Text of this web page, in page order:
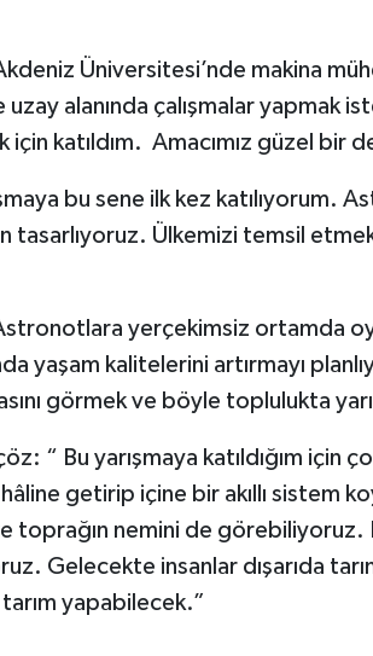
Üniversitesi’nde makina
uzay alanında çalışmalar yapmak
katıldım. Amacımız güzel bir
bu sene ilk kez katılıyorum.
tasarlıyoruz. Ülkemizi temsil
yerçekimsiz ortamda
yaşam kalitelerini artırmayı
görmek ve böyle toplulukta
“ Bu yarışmaya katıldığım için
getirip içine bir akıllı sistem
toprağın nemini de görebiliyoruz.
Gelecekte insanlar dışarıda
yapabilecek.”